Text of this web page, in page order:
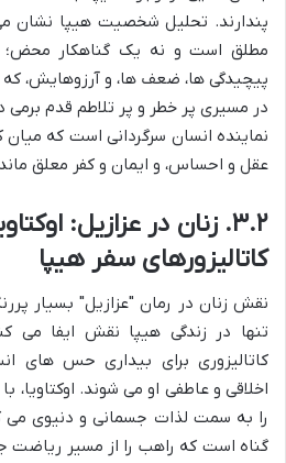
پندارند. تحلیل شخصیت هیپا
مطلق است و نه یک گناهکار محض؛
پیچیدگی ها، ضعف ها، و آرزوهایش،
در مسیری پر خطر و پر تلاطم قدم برمی
نماینده انسان سرگردانی است که
عقل و احساس، و ایمان و کفر معلق
۳.۲. زنان در عزازیل:
کاتالیزورهای سفر هیپا
نقش زنان در رمان "عزازیل" بسیار
تنها در زندگی هیپا نقش ایفا می
کاتالیزوری برای بیداری حس های
اخلاقی و عاطفی او می شوند. اوکتاویا،
را به سمت لذات جسمانی و دنیوی می
گناه است که راهب را از مسیر ریاضت